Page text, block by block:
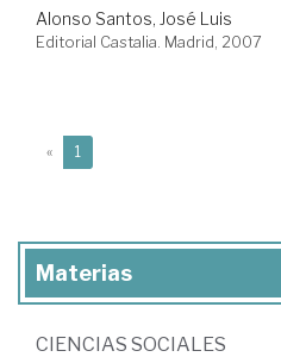
Alonso Santos, José Luis
Editorial Castalia. Madrid, 2007
« 1
Materias
CIENCIAS SOCIALES